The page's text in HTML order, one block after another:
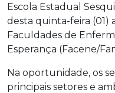
Escola Estadual
desta quinta-feira (01)
Faculdades de
Esperança (Facene/
Na oportunidade, os
principais setores e